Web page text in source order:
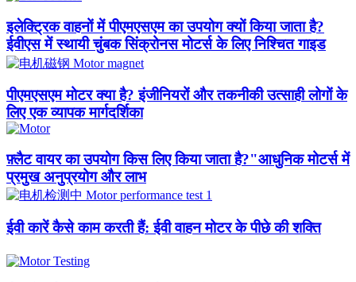
इलेक्ट्रिक वाहनों में पीएमएसएम का उपयोग क्यों किया जाता है?
ईवीएस में स्थायी चुंबक सिंक्रोनस मोटर्स के लिए निश्चित गाइड
पीएमएसएम मोटर क्या है? इंजीनियरों और तकनीकी उत्साही लोगों के
लिए एक व्यापक मार्गदर्शिका
फ़्लैट वायर का उपयोग किस लिए किया जाता है?"आधुनिक मोटर्स में
प्रमुख अनुप्रयोग और लाभ
ईवी कारें कैसे काम करती हैं: ईवी वाहन मोटर के पीछे की शक्ति